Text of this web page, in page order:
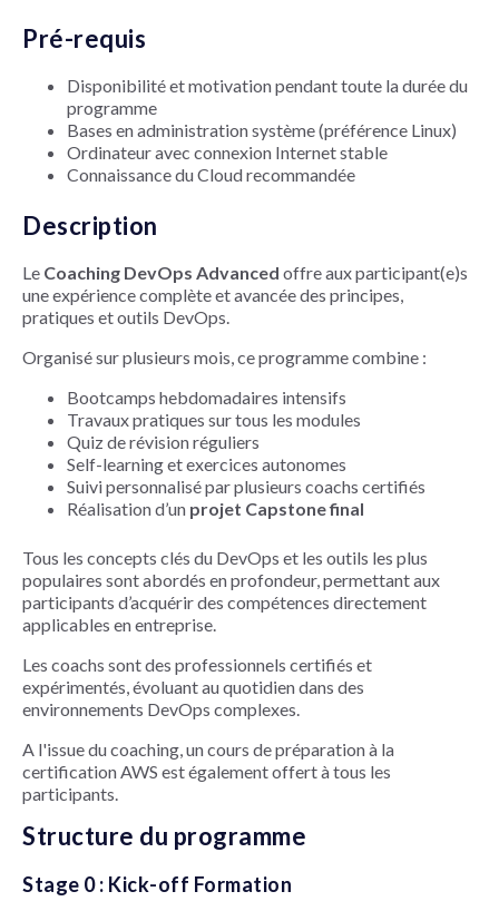
Pré-requis
Disponibilité et motivation pendant toute la durée du
programme
Bases en administration système (préférence Linux)
Ordinateur avec connexion Internet stable
Connaissance du Cloud recommandée
Description
Le Coaching DevOps Advanced offre aux participant(e)s
une expérience complète et avancée des principes,
pratiques et outils DevOps.
Organisé sur plusieurs mois, ce programme combine :
Bootcamps hebdomadaires intensifs
Travaux pratiques sur tous les modules
Quiz de révision réguliers
Self-learning et exercices autonomes
Suivi personnalisé par plusieurs coachs certifiés
Réalisation d’un projet Capstone final
Tous les concepts clés du DevOps et les outils les plus
populaires sont abordés en profondeur, permettant aux
participants d’acquérir des compétences directement
applicables en entreprise.
Les coachs sont des professionnels certifiés et
expérimentés, évoluant au quotidien dans des
environnements DevOps complexes.
A l'issue du coaching, un cours de préparation à la
certification AWS est également offert à tous les
participants.
Structure du programme
Stage 0 : Kick-off Formation